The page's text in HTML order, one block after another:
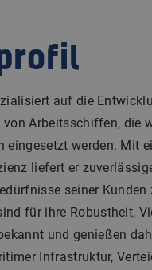
auf die
von Arbeitsschiffen, die
eingesetzt werden. Mit
liefert er
seiner
für ihre Robustheit,
und genießen
Infrastruktur,